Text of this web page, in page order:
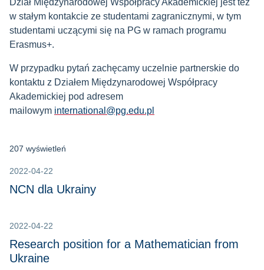
Dział Międzynarodowej Współpracy Akademickiej jest też
w stałym kontakcie ze studentami zagranicznymi, w tym
studentami uczącymi się na PG w ramach programu
Erasmus+.
W przypadku pytań zachęcamy uczelnie partnerskie do
kontaktu z Działem Międzynarodowej Współpracy
Akademickiej pod adresem
mailowym international@pg.edu.pl
207 wyświetleń
2022-04-22
NCN dla Ukrainy
2022-04-22
Research position for a Mathematician from
Ukraine